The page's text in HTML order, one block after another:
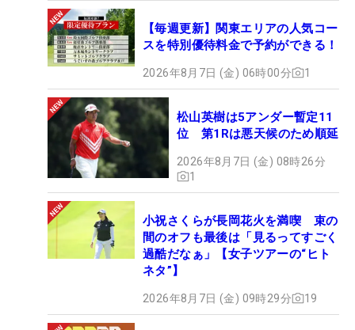
【毎週更新】関東エリアの人気コー
スを特別優待料金で予約ができる！
2026年8月7日 (金) 06時00分 1
松山英樹は5アンダー暫定11
位 第1Rは悪天候のため順延
2026年8月7日 (金) 08時26分
1
小祝さくらが長岡花火を満喫 束の
間のオフも最後は「見るってすごく
過酷だなぁ」【女子ツアーの“ヒト
ネタ”】
2026年8月7日 (金) 09時29分 19